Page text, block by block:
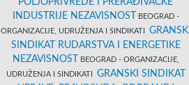
POLJOPRIVREDE I PRERAĐIVAČKE
INDUSTRIJE NEZAVISNOST
BEOGRAD -
ORGANIZACIJE, UDRUŽENJA I SINDIKATI GRANSKI
SINDIKAT RUDARSTVA I ENERGETIKE
NEZAVISNOST
BEOGRAD - ORGANIZACIJE,
UDRUŽENJA I SINDIKATI GRANSKI SINDIKAT